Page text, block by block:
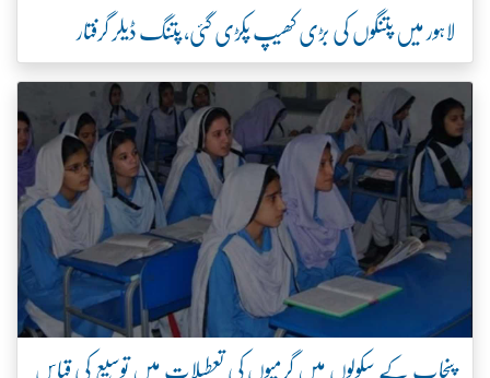
لاہور میں پتنگوں کی بڑی کھیپ پکڑی گئی، پتنگ ڈیلر گرفتار